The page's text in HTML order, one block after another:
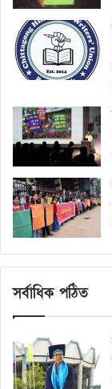
সর্বাধিক পঠিত